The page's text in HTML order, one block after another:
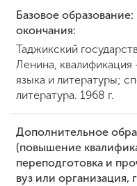
Базовое
окончания:
Таджикский
Ленина, квалификация
языка и литературы;
литература. 1968 г.
Дополнительное
(повышение
переподготовка и
вуз или организация,